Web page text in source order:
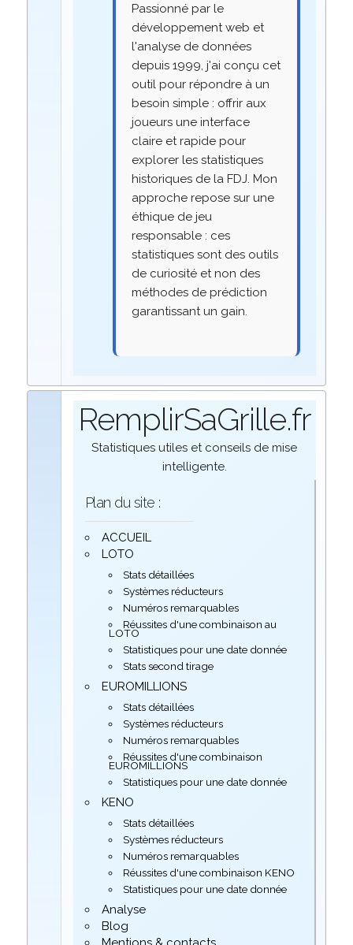
Passionné par le
développement web et
l'analyse de données
depuis 1999, j'ai conçu cet
outil pour répondre à un
besoin simple : offrir aux
joueurs une interface
claire et rapide pour
explorer les statistiques
historiques de la FDJ. Mon
approche repose sur une
éthique de jeu
responsable : ces
statistiques sont des outils
de curiosité et non des
méthodes de prédiction
garantissant un gain.
RemplirSaGrille.fr
Statistiques utiles et conseils de mise
intelligente.
Plan du site :
ACCUEIL
LOTO
Stats détaillées
Systèmes réducteurs
Numéros remarquables
Réussites d'une combinaison au
LOTO
Statistiques pour une date donnée
Stats second tirage
EUROMILLIONS
Stats détaillées
Systèmes réducteurs
Numéros remarquables
Réussites d'une combinaison
EUROMILLIONS
Statistiques pour une date donnée
KENO
Stats détaillées
Systèmes réducteurs
Numéros remarquables
Réussites d'une combinaison KENO
Statistiques pour une date donnée
Analyse
Blog